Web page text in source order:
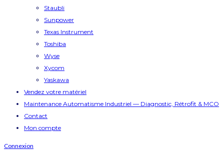
Staubli
Sunpower
Texas Instrument
Toshiba
Wyse
Xycom
Yaskawa
Vendez votre matériel
Maintenance Automatisme Industriel — Diagnostic, Rétrofit & MCO
Contact
Mon compte
Connexion